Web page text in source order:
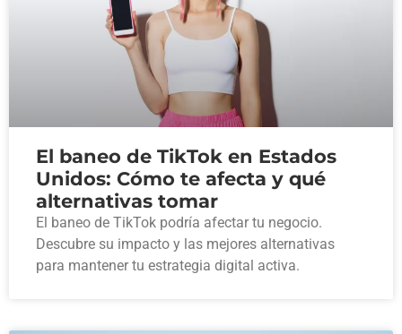
El baneo de TikTok en Estados
Unidos: Cómo te afecta y qué
alternativas tomar
El baneo de TikTok podría afectar tu negocio.
Descubre su impacto y las mejores alternativas
para mantener tu estrategia digital activa.